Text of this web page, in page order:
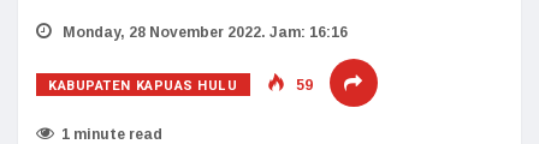
Monday, 28 November 2022. Jam: 16:16
KABUPATEN KAPUAS HULU 59
1 minute read